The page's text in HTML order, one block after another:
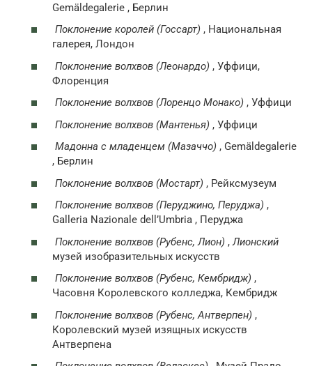
Gemäldegalerie , Берлин
Поклонение королей (Госсарт) , Национальная
галерея, Лондон
Поклонение волхвов (Леонардо) , Уффици,
Флоренция
Поклонение волхвов (Лоренцо Монако) , Уффици
Поклонение волхвов (Мантенья) , Уффици
Мадонна с младенцем (Мазаччо) , Gemäldegalerie
, Берлин
Поклонение волхвов (Мостарт) , Рейксмузеум
Поклонение волхвов (Перуджино, Перуджа) ,
Galleria Nazionale dell’Umbria , Перуджа
Поклонение волхвов (Рубенс, Лион) ,Лионский
музей изобразительных искусств
Поклонение волхвов (Рубенс, Кембридж) ,
Часовня Королевского колледжа, Кембридж
Поклонение волхвов (Рубенс, Антверпен) ,
Королевский музей изящных искусств
Антверпена